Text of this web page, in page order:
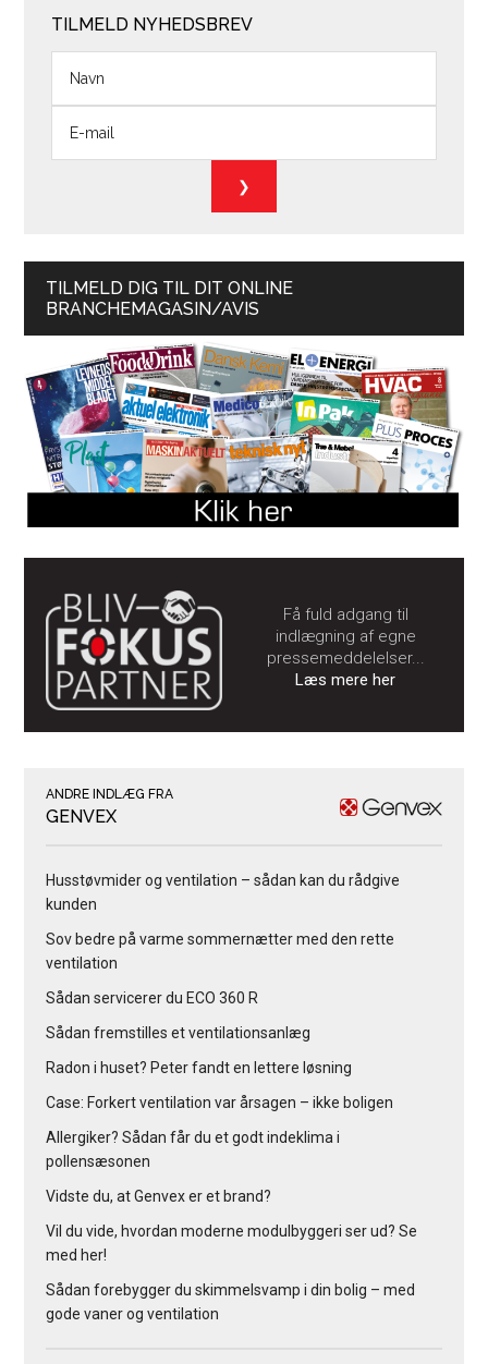
TILMELD NYHEDSBREV
TILMELD DIG TIL DIT ONLINE
BRANCHEMAGASIN/AVIS
Få fuld adgang til
indlægning af egne
pressemeddelelser...
Læs mere her
ANDRE INDLÆG FRA
GENVEX
Husstøvmider og ventilation – sådan kan du rådgive
kunden
Sov bedre på varme sommernætter med den rette
ventilation
Sådan servicerer du ECO 360 R
Sådan fremstilles et ventilationsanlæg
Radon i huset? Peter fandt en lettere løsning
Case: Forkert ventilation var årsagen – ikke boligen
Allergiker? Sådan får du et godt indeklima i
pollensæsonen
Vidste du, at Genvex er et brand?
Vil du vide, hvordan moderne modulbyggeri ser ud? Se
med her!
Sådan forebygger du skimmelsvamp i din bolig – med
gode vaner og ventilation